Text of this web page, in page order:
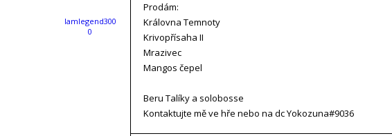
Iamlegend300
0
Prodám:
Královna Temnoty
Krivopřísaha II
Mrazivec
Mangos čepel
Beru Talíky a solobosse
Kontaktujte mě ve hře nebo na dc Yokozuna#9036